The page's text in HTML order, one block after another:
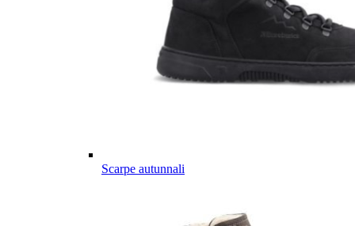
Scarpe autunnali